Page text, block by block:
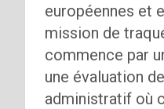
européennes et
mission de
commence par
une évaluation
administratif où